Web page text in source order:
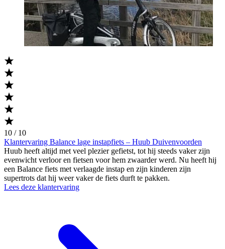
10 / 10
Klantervaring Balance lage instapfiets – Huub Duivenvoorden
Huub heeft altijd met veel plezier gefietst, tot hij steeds vaker zijn
evenwicht verloor en fietsen voor hem zwaarder werd. Nu heeft hij
een Balance fiets met verlaagde instap en zijn kinderen zijn
supertrots dat hij weer vaker de fiets durft te pakken.
Lees deze klantervaring